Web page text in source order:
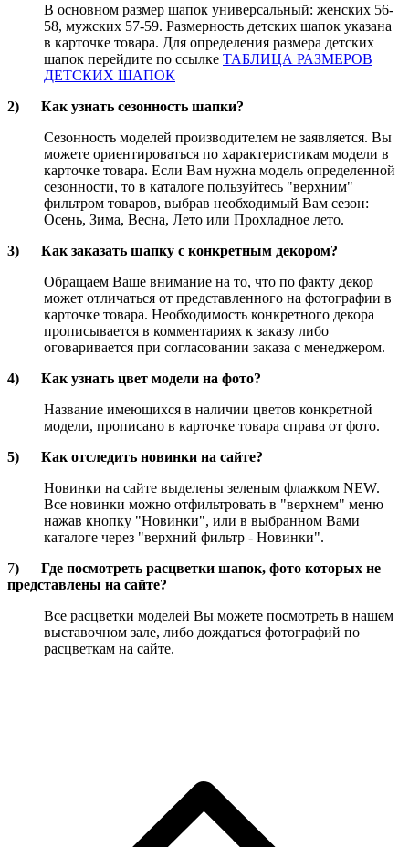
В основном размер шапок универсальный: женских 56-
58, мужских 57-59. Размерность детских шапок указана
в карточке товара. Для определения размера детских
шапок перейдите по ссылке ТАБЛИЦА РАЗМЕРОВ
ДЕТСКИХ ШАПОК
2) Как узнать сезонность шапки?
Сезонность моделей производителем не заявляется. Вы
можете ориентироваться по характеристикам модели в
карточке товара. Если Вам нужна модель определенной
сезонности, то в каталоге пользуйтесь "верхним"
фильтром товаров, выбрав необходимый Вам сезон:
Осень, Зима, Весна, Лето или Прохладное лето.
3) Как заказать шапку с конкретным декором?
Обращаем Ваше внимание на то, что по факту декор
может отличаться от представленного на фотографии в
карточке товара. Необходимость конкретного декора
прописывается в комментариях к заказу либо
оговаривается при согласовании заказа с менеджером.
4) Как узнать цвет модели на фото?
Название имеющихся в наличии цветов конкретной
модели, прописано в карточке товара справа от фото.
5) Как отследить новинки на сайте?
Новинки на сайте выделены зеленым флажком NEW.
Все новинки можно отфильтровать в "верхнем" меню
нажав кнопку "Новинки", или в выбранном Вами
каталоге через "верхний фильтр - Новинки".
7) Где посмотреть расцветки шапок, фото которых не
представлены на сайте?
Все расцветки моделей Вы можете посмотреть в нашем
выставочном зале, либо дождаться фотографий по
расцветкам на сайте.